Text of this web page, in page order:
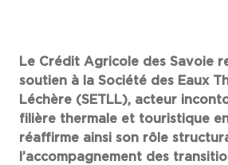
Le Crédit Agricole des Savoie
soutien à la Société des Eaux
Léchère (SETLL), acteur
filière thermale et touristique
réaffirme ainsi son rôle
l’accompagnement des